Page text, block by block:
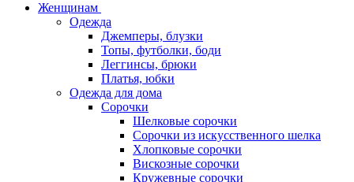
Женщинам
Одежда
Джемперы, блузки
Топы, футболки, боди
Леггинсы, брюки
Платья, юбки
Одежда для дома
Сорочки
Шелковые сорочки
Сорочки из искусственного шелка
Хлопковые сорочки
Вискозные сорочки
Кружевные сорочки